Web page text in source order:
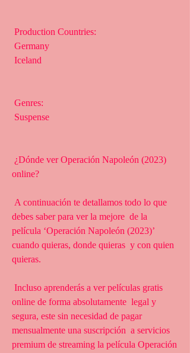
Production Countries:
Germany
Iceland
Genres:
Suspense
online?
debes saber para ver la mejore  de la
película ‘Operación Napoleón (2023)’
cuando quieras, donde quieras  y con quien
quieras.
online de forma absolutamente  legal y
segura, este sin necesidad de pagar
mensualmente una suscripción  a servicios
premium de streaming la película Operación